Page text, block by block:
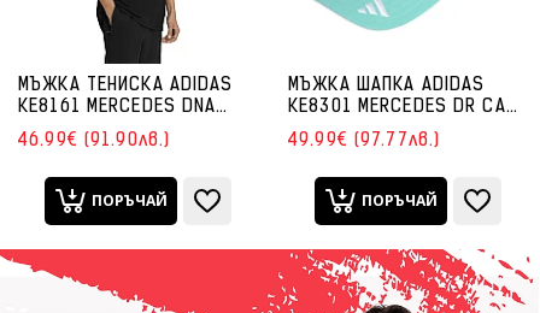
МЪЖКА ТЕНИСКА ADIDAS
KE8161 MERCEDES DNA
TEE M ЧЕРНА
46.99€ (91.90лв.)
ПОРЪЧАЙ
МЪЖКА ШАПКА ADIDAS
KE8301 MERCEDES DR CAP
ЗЕЛЕНА
49.99€ (97.77лв.)
ПОРЪЧАЙ